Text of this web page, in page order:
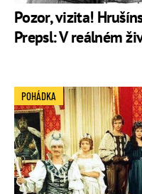
Pozor, vizita!
Prepsl: V reálném
POHÁDKA